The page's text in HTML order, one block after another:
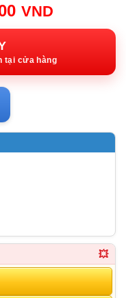
VND
hiện
tại cửa hàng
💥